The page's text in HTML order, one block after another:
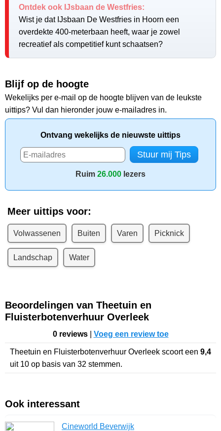
Ontdek ook IJsbaan de Westfries:
Wist je dat IJsbaan De Westfries in Hoorn een
overdekte 400-meterbaan heeft, waar je zowel
recreatief als competitief kunt schaatsen?
Blijf op de hoogte
Wekelijks per e-mail op de hoogte blijven van de leukste
uittips? Vul dan hieronder jouw e-mailadres in.
Ontvang wekelijks de nieuwste uittips
Ruim 26.000 lezers
Meer uittips voor:
Volwassenen Buiten Varen Picknick
Landschap Water
Beoordelingen van Theetuin en
Fluisterbotenverhuur Overleek
0 reviews| Voeg een review toe
Theetuin en Fluisterbotenverhuur Overleek scoort een 9,4
uit 10 op basis van 32 stemmen.
Ook interessant
Cineworld Beverwijk